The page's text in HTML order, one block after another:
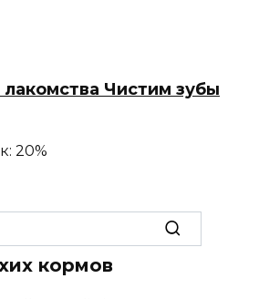
Чистим зубы
20%
кормов